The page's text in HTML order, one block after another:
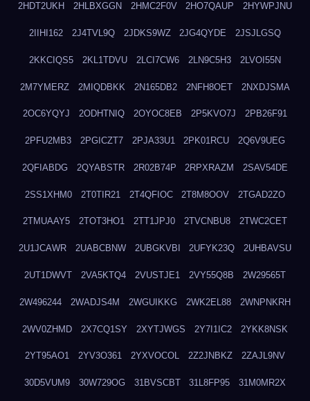
2HDT2UKH 2HLBXGGN 2HMC2F0V 2HO7QAUP 2HYWPJNU
2IIHI162 2J4TVL9Q 2JDKS9WZ 2JG4QYDE 2JSJLGSQ
2KKCIQS5 2KL1TDVU 2LCI7CW6 2LN9C5H3 2LVOI55N
2M7YMERZ 2MIQDBKK 2N165DB2 2NFH8OET 2NXDJSMA
2OC6YQYJ 2ODHTNIQ 2OYOC8EB 2P5KVO7J 2PB26F91
2PFU2MB3 2PGICZT7 2PJA33U1 2PK01RCU 2Q6V9UEG
2QFIABDG 2QYABSTR 2R02B74P 2RPXRAZM 2SAV54DE
2SS1XHM0 2T0TIR21 2T4QFIOC 2T8M8OOV 2TGAD2ZO
2TMUAAY5 2TOT3HO1 2TT1JPJ0 2TVCNBU8 2TWC2CET
2U1JCAWR 2UABCBNW 2UBGKVBI 2UFYK23Q 2UHBAVSU
2UT1DWVT 2VA5KTQ4 2VUSTJE1 2VY55Q8B 2W29565T
2W496244 2WADJS4M 2WGUIKKG 2WK2EL88 2WNPNKRH
2WV0ZHMD 2X7CQ1SY 2XYTJWGS 2Y7I1IC2 2YKK8NSK
2YT95AO1 2YV3O361 2YXVOCOL 2Z2JNBKZ 2ZAJL9NV
30D5VUM9 30W729OG 31BVSCBT 31L8FP95 31M0MR2X